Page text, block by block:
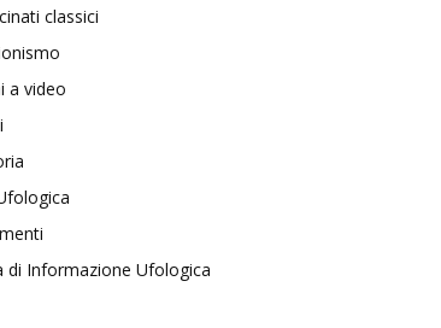
classici
a video
di Informazione Ufologica